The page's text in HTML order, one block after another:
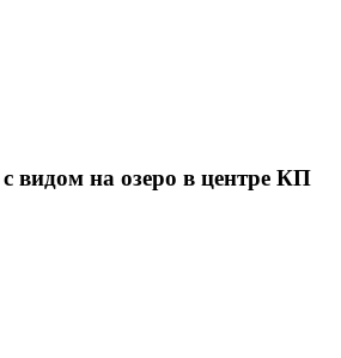
видом на озеро в центре КП